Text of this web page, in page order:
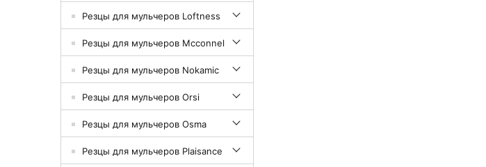
Резцы для мульчеров Loftness
Резцы для мульчеров Mcconnel
Резцы для мульчеров Nokamic
Резцы для мульчеров Orsi
Резцы для мульчеров Osma
Резцы для мульчеров Plaisance